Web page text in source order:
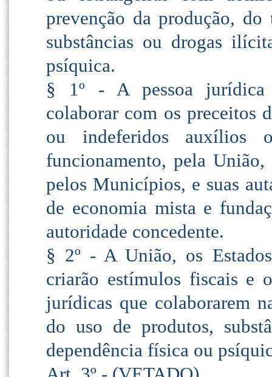
prevenção da produção,
substâncias ou drogas
psíquica.
§ 1º - A pessoa jurídica
colaborar com os preceitos
ou indeferidos auxílios
funcionamento, pela
pelos Municípios, e suas
de economia mista e
autoridade concedente.
§ 2º - A União, os
criarão estímulos fiscais e
jurídicas que colaborarem
do uso de produtos,
dependência física ou